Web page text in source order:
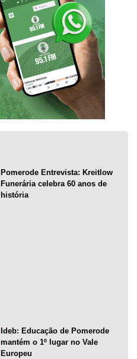
Pomerode Entrevista: Kreitlow
Funerária celebra 60 anos de
história
Ideb: Educação de Pomerode
mantém o 1º lugar no Vale
Europeu